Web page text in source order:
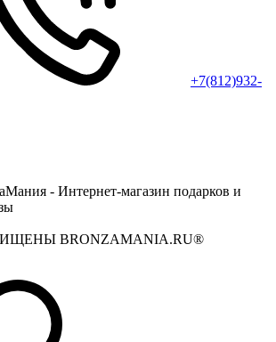
+7(812)932-
- Интернет-магазин подарков и
BRONZAMANIA.RU®